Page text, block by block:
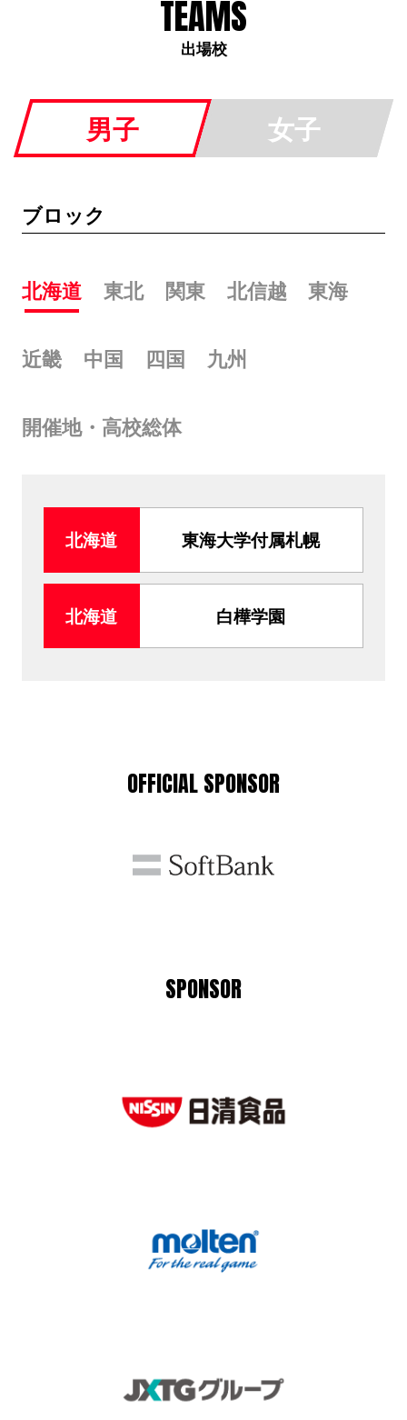
TEAMS
出場校
男子 女子
ブロック
北海道 東北 関東 北信越 東海
近畿 中国 四国 九州
開催地・高校総体
北海道 東海大学付属札幌
北海道 白樺学園
OFFICIAL SPONSOR
SPONSOR